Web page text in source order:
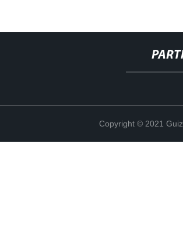
Copyright © 2021